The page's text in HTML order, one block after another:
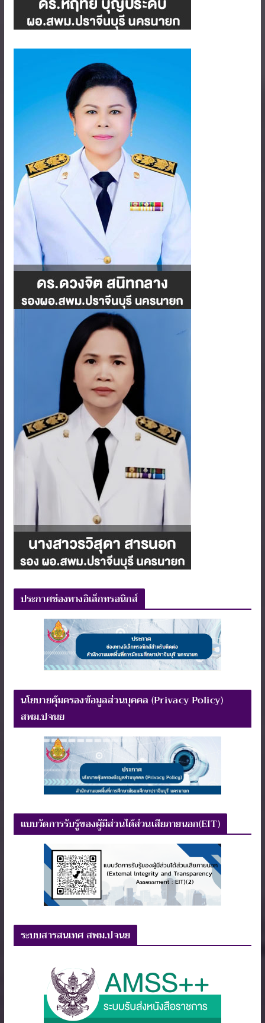
ประกาศช่องทางอิเล็กทรอนิกส์
นโยบายคุ้มครองข้อมูลส่วนบุคคล (Privacy Policy)
สพม.ปจนย
แบบวัดการรับรู้ของผู้มีส่วนได้ส่วนเสียภายนอก(EIT)
ระบบสารสนเทศ สพม.ปจนย